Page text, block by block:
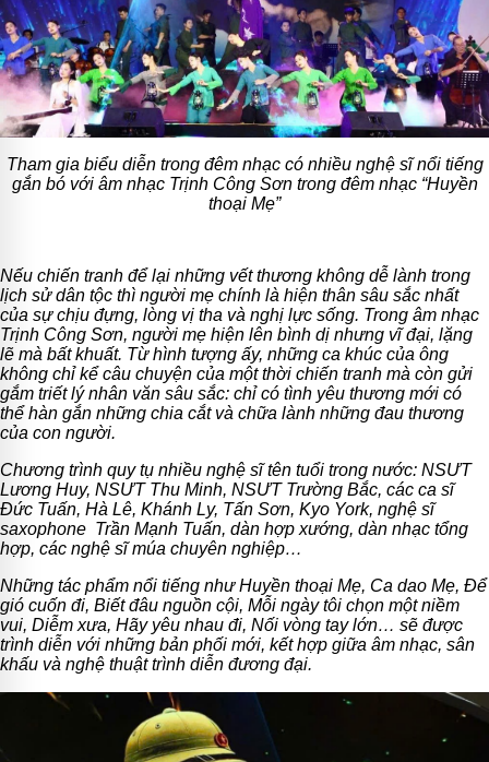
Tham gia biểu diễn trong đêm nhạc có nhiều nghệ sĩ nổi tiếng
gắn bó với âm nhạc Trịnh Công Sơn trong đêm nhạc “Huyền
thoại Mẹ”
Nếu chiến tranh để lại những vết thương không dễ lành trong
lịch sử dân tộc thì người mẹ chính là hiện thân sâu sắc nhất
của sự chịu đựng, lòng vị tha và nghị lực sống. Trong âm nhạc
Trịnh Công Sơn, người mẹ hiện lên bình dị nhưng vĩ đại, lặng
lẽ mà bất khuất. Từ hình tượng ấy, những ca khúc của ông
không chỉ kể câu chuyện của một thời chiến tranh mà còn gửi
gắm triết lý nhân văn sâu sắc: chỉ có tình yêu thương mới có
thể hàn gắn những chia cắt và chữa lành những đau thương
của con người.
Chương trình quy tụ nhiều nghệ sĩ tên tuổi trong nước: NSƯT
Lương Huy, NSƯT Thu Minh, NSƯT Trường Bắc, các ca sĩ
Đức Tuấn, Hà Lê, Khánh Ly, Tấn Sơn, Kyo York, nghệ sĩ
saxophone Trần Mạnh Tuấn, dàn hợp xướng, dàn nhạc tổng
hợp, các nghệ sĩ múa chuyên nghiệp…
Những tác phẩm nổi tiếng như Huyền thoại Mẹ, Ca dao Mẹ, Để
gió cuốn đi, Biết đâu nguồn cội, Mỗi ngày tôi chọn một niềm
vui, Diễm xưa, Hãy yêu nhau đi, Nối vòng tay lớn… sẽ được
trình diễn với những bản phối mới, kết hợp giữa âm nhạc, sân
khấu và nghệ thuật trình diễn đương đại.